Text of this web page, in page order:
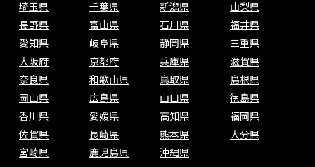
埼玉県
千葉県 新潟県
山梨県
長野県
富山県 石川県
福井県
愛知県
岐阜県 静岡県
三重県
大阪府
京都府 兵庫県
滋賀県
奈良県
和歌山県 鳥取県
島根県
岡山県
広島県 山口県
徳島県
香川県
愛媛県 高知県
福岡県
佐賀県
長崎県 熊本県
大分県
宮崎県
鹿児島県 沖縄県